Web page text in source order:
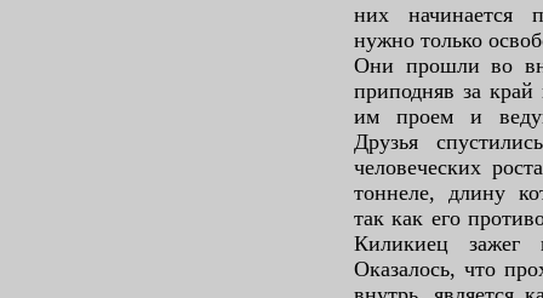
них начинается
нужно только
Они прошли во
приподняв за
им проем и
Друзья
человеческих
тоннеле, длину
так как его
Киликиец зажег
Оказалось, что